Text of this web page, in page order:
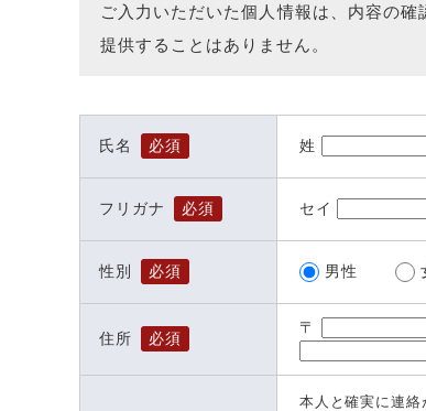
ご入力いただいた個人情報は、内容の
提供することはありません。
氏名 必須 姓
フリガナ 必須 セイ
性別 必須 男性
住所 必須
〒
本人と確実に連